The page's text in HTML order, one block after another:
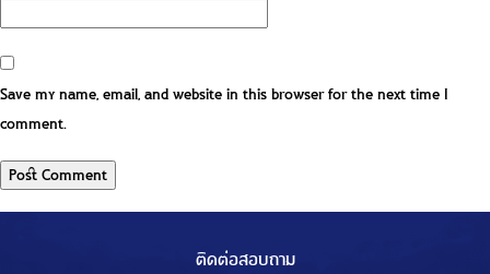
Save my name, email, and website in this browser for the next time I
comment.
ติดต่อสอบถาม